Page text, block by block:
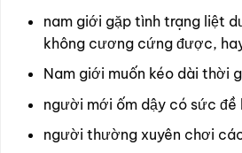
nam giới gặp tình trạng liệt
không cương cứng được,
Nam giới muốn kéo dài thời
người mới ốm dậy có sức đề
người thường xuyên chơi